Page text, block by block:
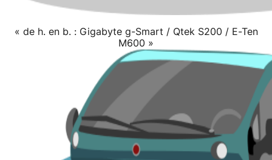
« de h. en b. : Gigabyte g-Smart / Qtek S200 / E-Ten
M600 »